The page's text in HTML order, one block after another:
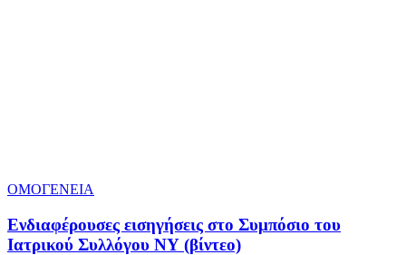
ΟΜΟΓΕΝΕΙΑ
Ενδιαφέρουσες εισηγήσεις στο Συμπόσιο του
Ιατρικού Συλλόγου ΝΥ (βίντεο)